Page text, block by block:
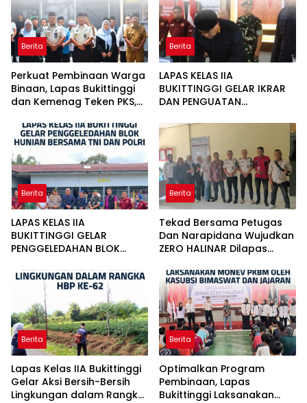
Berita
Perkuat Pembinaan Warga
Binaan, Lapas Bukittinggi
dan Kemenag Teken PKS,
salurkan bantuan sosial
Berita
LAPAS KELAS IIA
BUKITTINGGI GELAR IKRAR
DAN PENGUATAN
PEMASYARAKATAN BERSIH
DARI HANDPHONE ILEGAL,
NARKOBA, DAN PENIPUAN
Berita
LAPAS KELAS IIA
BUKITTINGGI GELAR
PENGGELEDAHAN BLOK
POLRI
Berita
Tekad Bersama Petugas
Dan Narapidana Wujudkan
ZERO HALINAR Dilapas
Berita
Lapas Kelas IIA Bukittinggi
Gelar Aksi Bersih-Bersih
Lingkungan dalam Rangka
Berita
Optimalkan Program
Pembinaan, Lapas
Bukittinggi Laksanakan